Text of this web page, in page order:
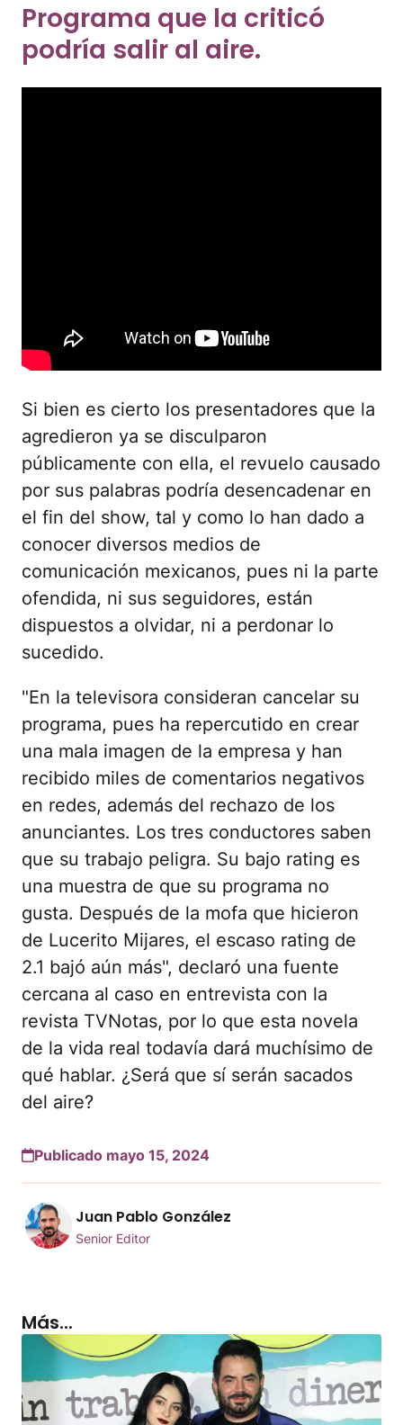
Programa que la criticó
podría salir al aire.
Si bien es cierto los presentadores que la
agredieron ya se disculparon
públicamente con ella, el revuelo causado
por sus palabras podría desencadenar en
el fin del show, tal y como lo han dado a
conocer diversos medios de
comunicación mexicanos, pues ni la parte
ofendida, ni sus seguidores, están
dispuestos a olvidar, ni a perdonar lo
sucedido.
"En la televisora consideran cancelar su
programa, pues ha repercutido en crear
una mala imagen de la empresa y han
recibido miles de comentarios negativos
en redes, además del rechazo de los
anunciantes. Los tres conductores saben
que su trabajo peligra. Su bajo rating es
una muestra de que su programa no
gusta. Después de la mofa que hicieron
de Lucerito Mijares, el escaso rating de
2.1 bajó aún más", declaró una fuente
cercana al caso en entrevista con la
revista TVNotas, por lo que esta novela
de la vida real todavía dará muchísimo de
qué hablar. ¿Será que sí serán sacados
del aire?
Publicado mayo 15, 2024
Juan Pablo González
Senior Editor
Más...